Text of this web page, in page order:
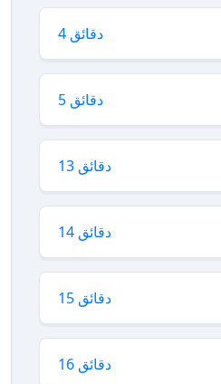
4 دقائق
5 دقائق
13 دقائق
14 دقائق
15 دقائق
16 دقائق